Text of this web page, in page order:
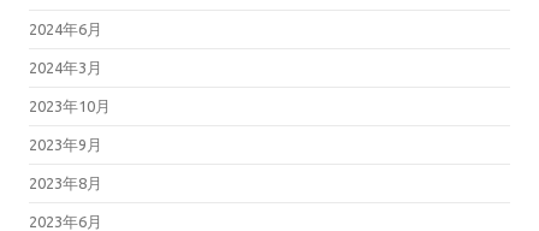
2024年6月
2024年3月
2023年10月
2023年9月
2023年8月
2023年6月